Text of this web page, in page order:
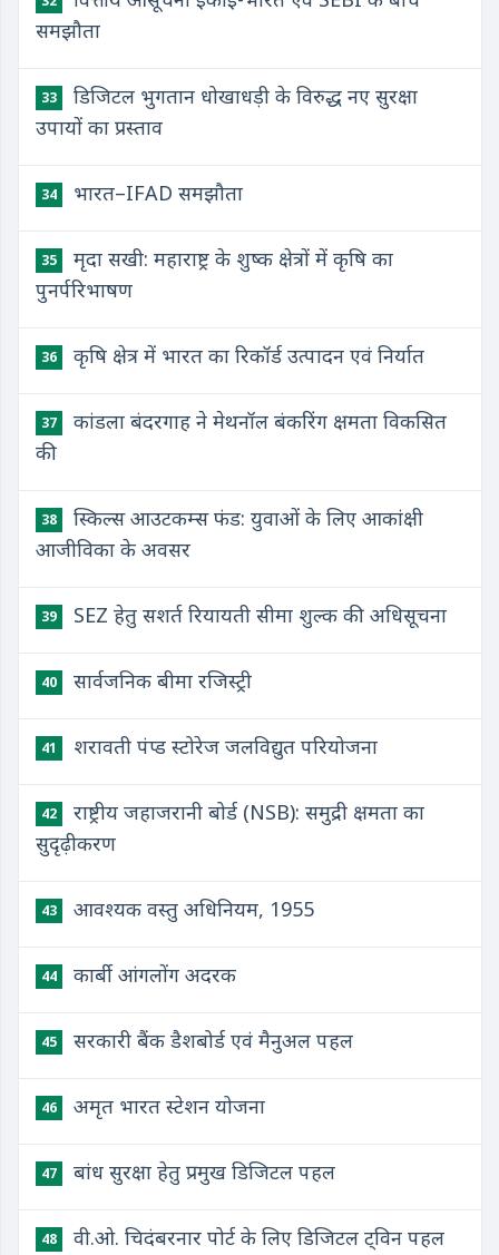
समझौता
33
डिजिटल भुगतान धोखाधड़ी के विरुद्ध नए सुरक्षा
उपायों का प्रस्ताव
34 भारत–IFAD समझौता
35
मृदा सखी: महाराष्ट्र के शुष्क क्षेत्रों में कृषि का
पुनर्परिभाषण
36 कृषि क्षेत्र में भारत का रिकॉर्ड उत्पादन एवं निर्यात
37
कांडला बंदरगाह ने मेथनॉल बंकरिंग क्षमता विकसित
की
38
स्किल्स आउटकम्स फंड: युवाओं के लिए आकांक्षी
आजीविका के अवसर
39 SEZ हेतु सशर्त रियायती सीमा शुल्क की अधिसूचना
40 सार्वजनिक बीमा रजिस्ट्री
41 शरावती पंप्ड स्टोरेज जलविद्युत परियोजना
42
राष्ट्रीय जहाजरानी बोर्ड (NSB): समुद्री क्षमता का
सुदृढ़ीकरण
43 आवश्यक वस्तु अधिनियम, 1955
44 कार्बी आंगलोंग अदरक
45 सरकारी बैंक डैशबोर्ड एवं मैनुअल पहल
46 अमृत भारत स्टेशन योजना
47 बांध सुरक्षा हेतु प्रमुख डिजिटल पहल
48 वी.ओ. चिदंबरनार पोर्ट के लिए डिजिटल ट्विन पहल